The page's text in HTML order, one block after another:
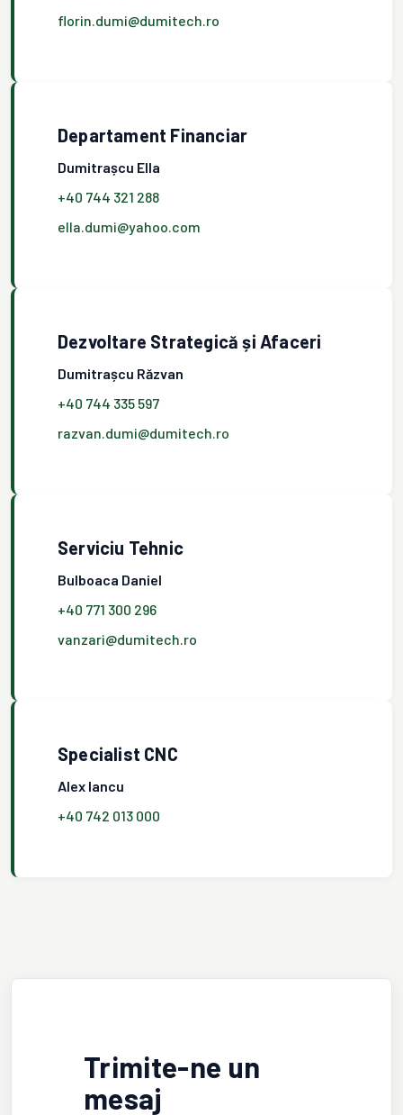
florin.dumi@dumitech.ro
Departament Financiar
Dumitrașcu Ella
+40 744 321 288
ella.dumi@yahoo.com
Dezvoltare Strategică și Afaceri
Dumitrașcu Răzvan
+40 744 335 597
razvan.dumi@dumitech.ro
Serviciu Tehnic
Bulboaca Daniel
+40 771 300 296
vanzari@dumitech.ro
Specialist CNC
Alex Iancu
+40 742 013 000
Trimite-ne un
mesaj